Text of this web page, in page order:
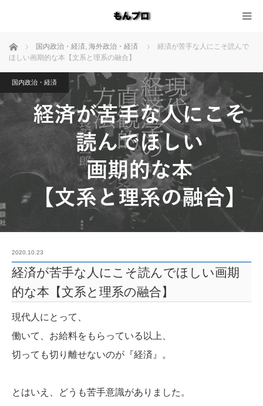
ホーム 国内政治・経済, 海外政治・経済
経済が苦手な人にこそ読んで
ほしい画期的な本【文系と理系の融合】
国内政治・経済
2020.10.23
経済が苦手な人にこそ読んでほしい画期
的な本【文系と理系の融合】
現代人にとって、
働いて、お給料をもらっている以上、
切っても切り離せないのが『経済』。
とはいえ、どうも苦手意識がありました。